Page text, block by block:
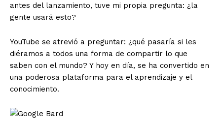
antes del lanzamiento, tuve mi propia pregunta: ¿la
gente usará esto?
YouTube se atrevió a preguntar: ¿qué pasaría si les
diéramos a todos una forma de compartir lo que
saben con el mundo? Y hoy en día, se ha convertido en
una poderosa plataforma para el aprendizaje y el
conocimiento.